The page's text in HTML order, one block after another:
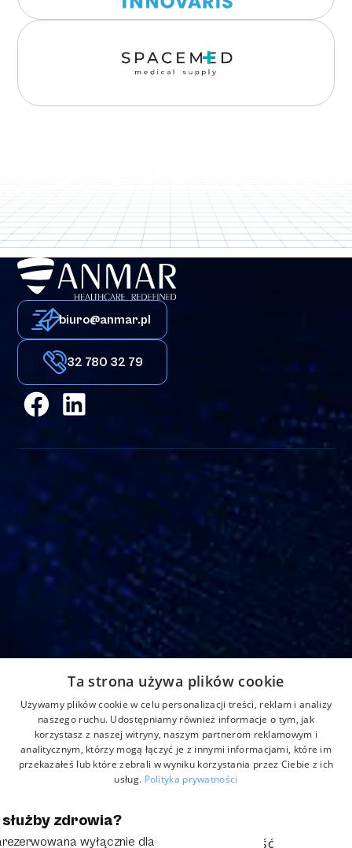
biuro@anmar.pl
32 780 32 79
Strefowa 22, 43-109 Tychy, Polska
Home
O nas
Partnerzy
Aktualności
Produkty
Kontakt
Formularz reklamacji
© 2025 Grupa Anmar. All rights reserved.
Polityka PrywatnościObowiązek Informacyjny
zdrowia?
wyłącznie dla
Ta strona używa plików cookie
Używamy plików cookie w celu personalizacji treści, reklam i analizy
naszego ruchu. Udostępniamy również informacje o tym, jak
korzystasz z naszej witryny, naszym partnerom reklamowym i
analitycznym, którzy mogą łączyć je z innymi informacjami, które im
przekazałeś lub które zebrali w wyniku korzystania przez Ciebie z ich
usług. Polityka prywatności
TARGETOWANIE FUNKCJONALNOŚĆ